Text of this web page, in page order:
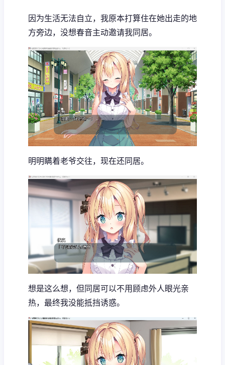
因为生活无法自立，我原本打算住在她出走的地
方旁边，没想春音主动邀请我同居。
明明瞒着老爷交往，现在还同居。
想是这么想，但同居可以不用顾虑外人眼光亲
热，最终我没能抵挡诱惑。